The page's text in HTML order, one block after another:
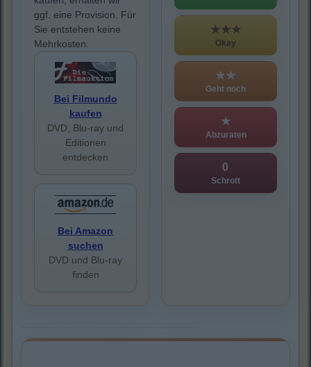
ggf. eine Provision. Für
Sie entstehen keine
Mehrkosten.
Bei Filmundo
kaufen
DVD, Blu-ray und
Editionen
entdecken
Bei Amazon
suchen
DVD und Blu-ray
finden
★★★
Okay
★★
Geht noch
★
Abzuraten
0
Schrott